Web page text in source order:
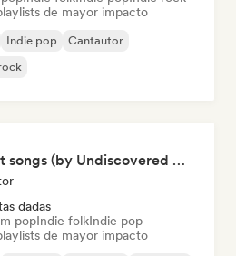
de mayor impacto
Indie pop
Cantautor
the saddest songs (by Undiscovered Music)
dadas
popIndie folkIndie pop
de mayor impacto